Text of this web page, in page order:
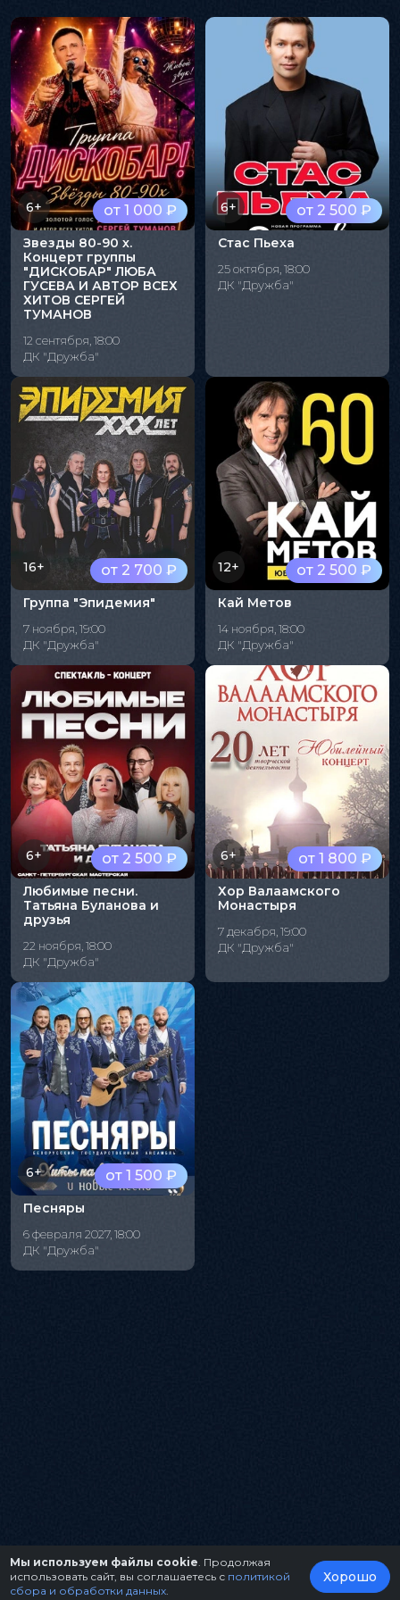
от 1 000 ₽
6+
Звезды 80-90 х.
Концерт группы
"ДИСКОБАР" ЛЮБА
ГУСЕВА И АВТОР ВСЕХ
ХИТОВ СЕРГЕЙ
ТУМАНОВ
12 сентября, 18:00
ДК "Дружба"
от 2 500 ₽
6+
Стас Пьеха
25 октября, 18:00
ДК "Дружба"
от 2 700 ₽
16+
Группа "Эпидемия"
7 ноября, 19:00
ДК "Дружба"
от 2 500 ₽
12+
Кай Метов
14 ноября, 18:00
ДК "Дружба"
от 2 500 ₽
6+
Любимые песни.
Татьяна Буланова и
друзья
22 ноября, 18:00
ДК "Дружба"
от 1 800 ₽
6+
Хор Валаамского
Монастыря
7 декабря, 19:00
ДК "Дружба"
от 1 500 ₽
6+
Песняры
6 февраля 2027, 18:00
ДК "Дружба"
Мы используем файлы cookie . Продолжая
использовать сайт, вы соглашаетесь с политикой
сбора и обработки данных
Хорошо